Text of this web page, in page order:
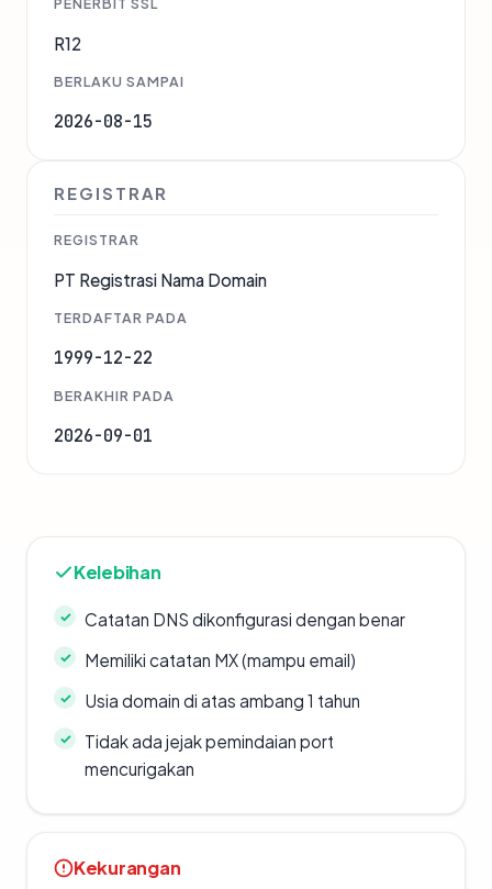
PENERBIT SSL
R12
BERLAKU SAMPAI
2026-08-15
REGISTRAR
REGISTRAR
PT Registrasi Nama Domain
TERDAFTAR PADA
1999-12-22
BERAKHIR PADA
2026-09-01
Kelebihan
Catatan DNS dikonfigurasi dengan benar
Memiliki catatan MX (mampu email)
Usia domain di atas ambang 1 tahun
Tidak ada jejak pemindaian port
mencurigakan
Kekurangan